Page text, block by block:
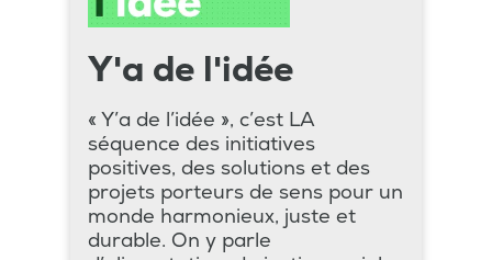
Y'a de l'idée
« Y’a de l’idée », c’est LA
séquence des initiatives
positives, des solutions et des
projets porteurs de sens pour un
monde harmonieux, juste et
durable. On y parle